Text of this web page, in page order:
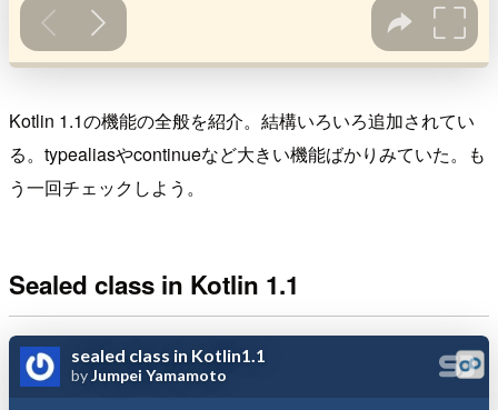
Kotlin 1.1の機能の全般を紹介。結構いろいろ追加されてい
る。typealiasやcontinueなど大きい機能ばかりみていた。も
う一回チェックしよう。
Sealed class in Kotlin 1.1